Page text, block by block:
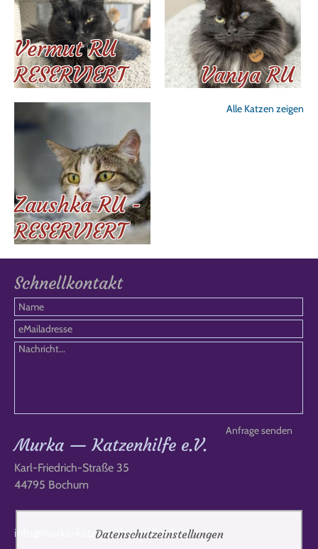
Vermut RU
RESERVIERT
Vanya RU
Zaushka RU -
RESERVIERT
Alle Katzen zeigen
Schnellkontakt
Murka — Katzenhilfe e.V.
Karl-Friedrich-Straße 35
44795 Bochum
info@murka-katzenhilfe-russland.de
Datenschutzeinstellungen